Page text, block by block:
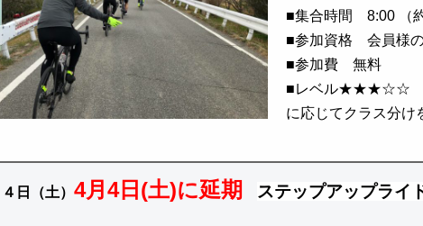
■集合時間 8:00 （約
■参加資格 会員様
■参加費 無料
■レベル★★★☆☆ 初
に応じてクラス分け
日（土） 4月4日(土)に延期 ステップアップラ